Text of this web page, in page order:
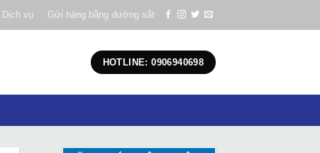
Dịch vụ Gửi hàng bằng đường sắt
HOTLINE: 0906940698